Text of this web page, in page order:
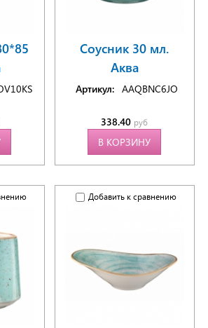
Соусник 30 мл.
Аква
Артикул: AAQBNC6JO
338.40 руб
В КОРЗИНУ
Добавить к сравнению